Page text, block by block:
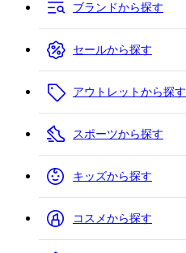
ブランドから探す
セールから探す
アウトレットから探す
スポーツから探す
キッズから探す
コスメから探す